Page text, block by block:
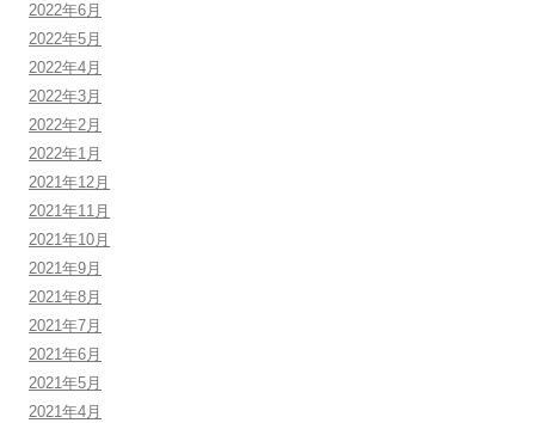
2022年6月
2022年5月
2022年4月
2022年3月
2022年2月
2022年1月
2021年12月
2021年11月
2021年10月
2021年9月
2021年8月
2021年7月
2021年6月
2021年5月
2021年4月